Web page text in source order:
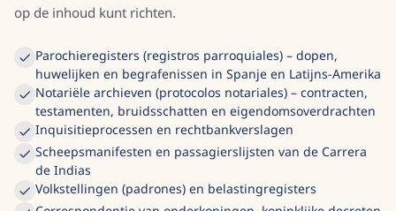
op de inhoud kunt richten.
Parochieregisters (registros parroquiales) – dopen,
huwelijken en begrafenissen in Spanje en Latijns-Amerika
Notariële archieven (protocolos notariales) – contracten,
testamenten, bruidsschatten en eigendomsoverdrachten
Inquisitieprocessen en rechtbankverslagen
Scheepsmanifesten en passagierslijsten van de Carrera
de Indias
Volkstellingen (padrones) en belastingregisters